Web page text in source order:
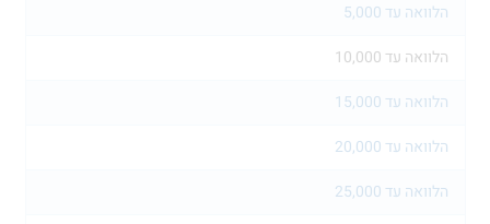
עד 5,000
עד 10,000
עד 15,000
עד 20,000
עד 25,000